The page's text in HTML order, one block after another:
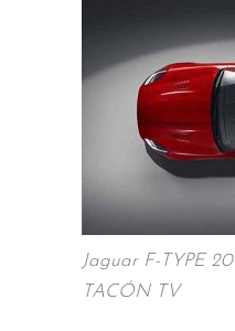
Jaguar F-TYPE
TACÓN TV